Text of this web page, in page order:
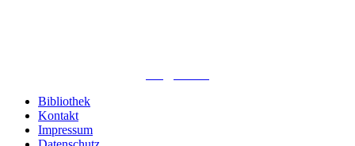
Bibliothek
Kontakt
Impressum